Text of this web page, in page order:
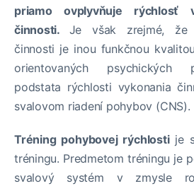
priamo ovplyvňuje rýchlosť
činnosti. Je však zrejmé, že
činnosti je inou funkčnou
orientovaných psychických
podstata rýchlosti vykonania
svalovom riadení pohybov (CNS).
Tréning pohybovej rýchlostije
tréningu. Predmetom tréningu je
svalový systém v zmysle